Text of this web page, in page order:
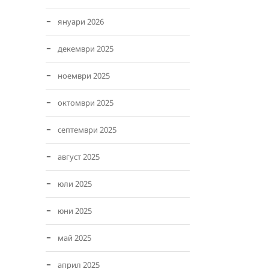
януари 2026
декември 2025
ноември 2025
октомври 2025
септември 2025
август 2025
юли 2025
юни 2025
май 2025
април 2025